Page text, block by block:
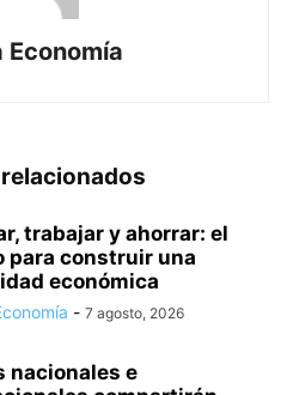
Economía
trabajar y ahorrar: el
para construir una
económica
- 7 agosto, 2026
nacionales e